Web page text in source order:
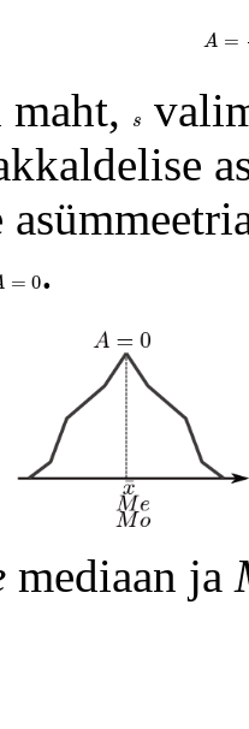
A =
s
s
= 0.
mediaan ja